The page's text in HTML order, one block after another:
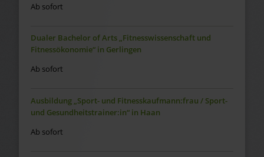
Ab sofort
Dualer Bachelor of Arts „Fitnesswissenschaft und
Fitnessökonomie“ in Gerlingen
Ab sofort
Ausbildung „Sport- und Fitnesskaufmann:frau / Sport-
und Gesundheitstrainer:in“ in Haan
Ab sofort